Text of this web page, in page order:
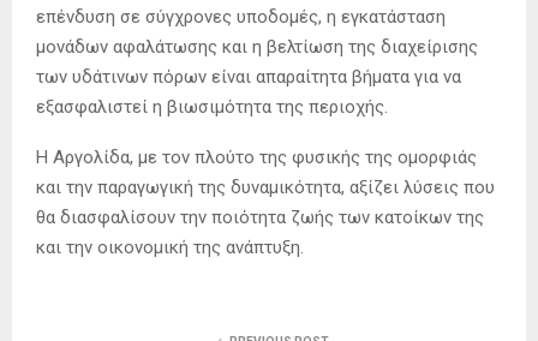
επένδυση σε σύγχρονες υποδομές, η εγκατάσταση
μονάδων αφαλάτωσης και η βελτίωση της διαχείρισης
των υδάτινων πόρων είναι απαραίτητα βήματα για να
εξασφαλιστεί η βιωσιμότητα της περιοχής.
Η Αργολίδα, με τον πλούτο της φυσικής της ομορφιάς
και την παραγωγική της δυναμικότητα, αξίζει λύσεις που
θα διασφαλίσουν την ποιότητα ζωής των κατοίκων της
και την οικονομική της ανάπτυξη.